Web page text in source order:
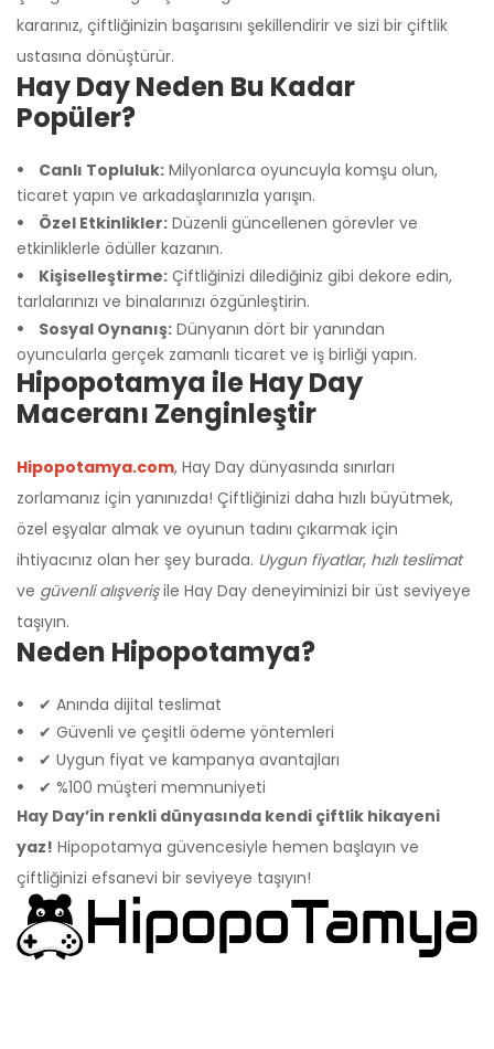
kararınız, çiftliğinizin başarısını şekillendirir ve sizi bir çiftlik
ustasına dönüştürür.
Hay Day Neden Bu Kadar
Popüler?
Canlı Topluluk: Milyonlarca oyuncuyla komşu olun,
ticaret yapın ve arkadaşlarınızla yarışın.
Özel Etkinlikler: Düzenli güncellenen görevler ve
etkinliklerle ödüller kazanın.
Kişiselleştirme: Çiftliğinizi dilediğiniz gibi dekore edin,
tarlalarınızı ve binalarınızı özgünleştirin.
Sosyal Oynanış: Dünyanın dört bir yanından
oyuncularla gerçek zamanlı ticaret ve iş birliği yapın.
Hipopotamya ile Hay Day
Maceranı Zenginleştir
Hipopotamya.com, Hay Day dünyasında sınırları
zorlamanız için yanınızda! Çiftliğinizi daha hızlı büyütmek,
özel eşyalar almak ve oyunun tadını çıkarmak için
ihtiyacınız olan her şey burada. Uygun fiyatlar, hızlı teslimat
ve güvenli alışverişile Hay Day deneyiminizi bir üst seviyeye
taşıyın.
Neden Hipopotamya?
✔ Anında dijital teslimat
✔ Güvenli ve çeşitli ödeme yöntemleri
✔ Uygun fiyat ve kampanya avantajları
✔ %100 müşteri memnuniyeti
Hay Day’in renkli dünyasında kendi çiftlik hikayeni
yaz! Hipopotamya güvencesiyle hemen başlayın ve
çiftliğinizi efsanevi bir seviyeye taşıyın!